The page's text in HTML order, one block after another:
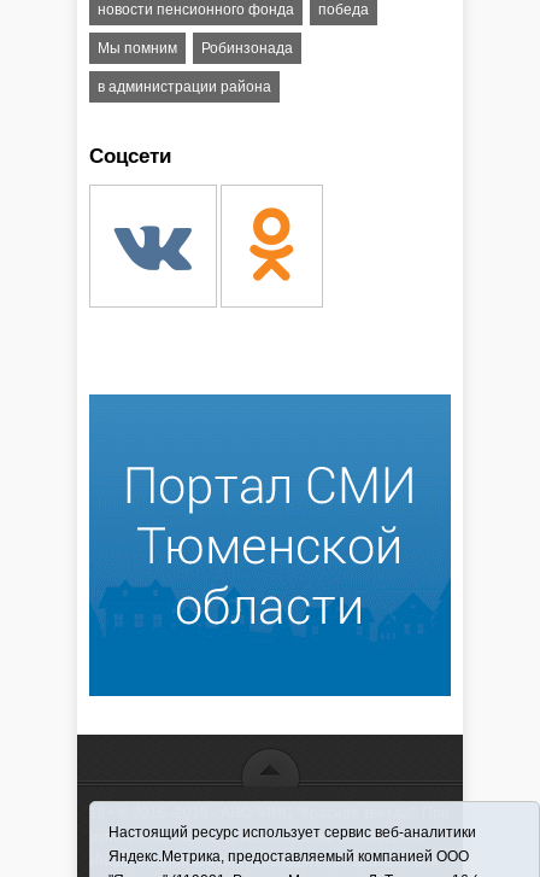
новости пенсионного фонда победа
Мы помним Робинзонада
в администрации района
Соцсети
использовании материалов ссылка обязательна
Информационная лента выходит при финансовой
Настоящий ресурс использует сервис веб-аналитики
Яндекс.Метрика, предоставляемый компанией ООО